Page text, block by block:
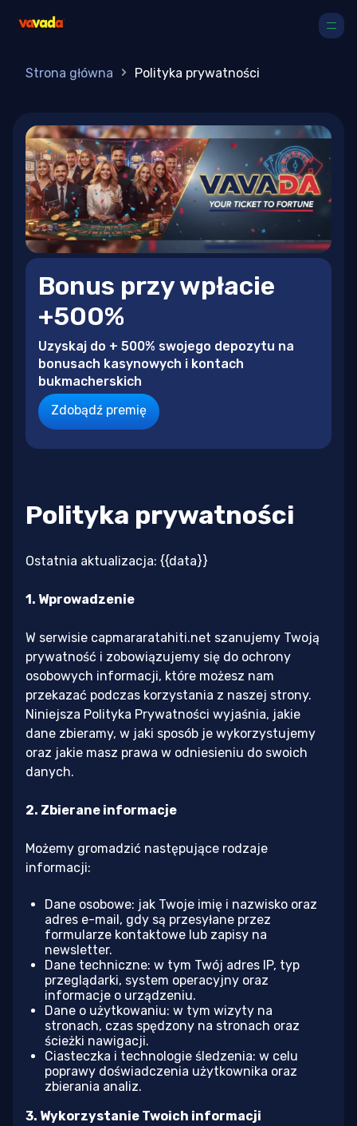
Strona główna Polityka prywatności
Bonus przy wpłacie
+500%
Uzyskaj do + 500% swojego depozytu na
bonusach kasynowych i kontach
bukmacherskich
Zdobądź premię
Polityka prywatności
Ostatnia aktualizacja: {{data}}
1. Wprowadzenie
W serwisie capmararatahiti.net szanujemy Twoją
prywatność i zobowiązujemy się do ochrony
osobowych informacji, które możesz nam
przekazać podczas korzystania z naszej strony.
Niniejsza Polityka Prywatności wyjaśnia, jakie
dane zbieramy, w jaki sposób je wykorzystujemy
oraz jakie masz prawa w odniesieniu do swoich
danych.
2. Zbierane informacje
Możemy gromadzić następujące rodzaje
informacji:
Dane osobowe: jak Twoje imię i nazwisko oraz
adres e-mail, gdy są przesyłane przez
formularze kontaktowe lub zapisy na
newsletter.
Dane techniczne: w tym Twój adres IP, typ
przeglądarki, system operacyjny oraz
informacje o urządzeniu.
Dane o użytkowaniu: w tym wizyty na
stronach, czas spędzony na stronach oraz
ścieżki nawigacji.
Ciasteczka i technologie śledzenia: w celu
poprawy doświadczenia użytkownika oraz
zbierania analiz.
3. Wykorzystanie Twoich informacji